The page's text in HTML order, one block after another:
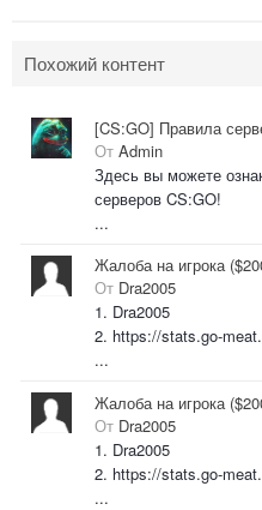
Похожий контент
[CS:GO] Правила
От Admin
Здесь вы можете
серверов CS:GO!
...
Жалоба на игрока
От Dra2005
1. Dra2005
2. https://stats.go-
...
Жалоба на игрока
От Dra2005
1. Dra2005
2. https://stats.go-
...